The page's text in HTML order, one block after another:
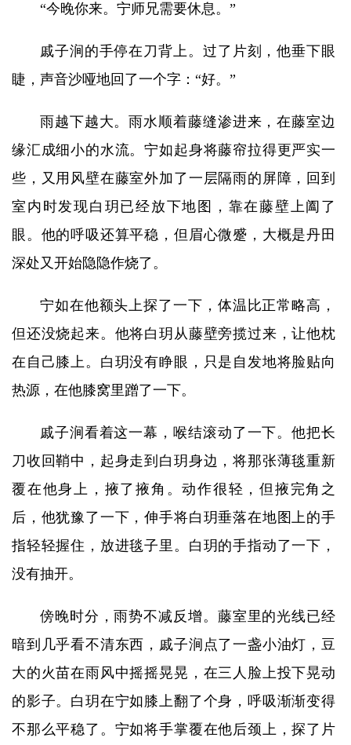
“今晚你来。宁师兄需要休息。”
戚子涧的手停在刀背上。过了片刻，他垂下眼
睫，声音沙哑地回了一个字：“好。”
雨越下越大。雨水顺着藤缝渗进来，在藤室边
缘汇成细小的水流。宁如起身将藤帘拉得更严实一
些，又用风壁在藤室外加了一层隔雨的屏障，回到
室内时发现白玥已经放下地图，靠在藤壁上阖了
眼。他的呼吸还算平稳，但眉心微蹙，大概是丹田
深处又开始隐隐作烧了。
宁如在他额头上探了一下，体温比正常略高，
但还没烧起来。他将白玥从藤壁旁揽过来，让他枕
在自己膝上。白玥没有睁眼，只是自发地将脸贴向
热源，在他膝窝里蹭了一下。
戚子涧看着这一幕，喉结滚动了一下。他把长
刀收回鞘中，起身走到白玥身边，将那张薄毯重新
覆在他身上，掖了掖角。动作很轻，但掖完角之
后，他犹豫了一下，伸手将白玥垂落在地图上的手
指轻轻握住，放进毯子里。白玥的手指动了一下，
没有抽开。
傍晚时分，雨势不减反增。藤室里的光线已经
暗到几乎看不清东西，戚子涧点了一盏小油灯，豆
大的火苗在雨风中摇摇晃晃，在三人脸上投下晃动
的影子。白玥在宁如膝上翻了个身，呼吸渐渐变得
不那么平稳了。宁如将手掌覆在他后颈上，探了片